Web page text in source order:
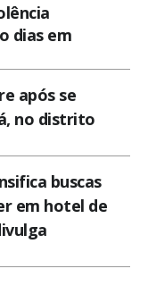
dias em
após se
no distrito
buscas
em hotel de